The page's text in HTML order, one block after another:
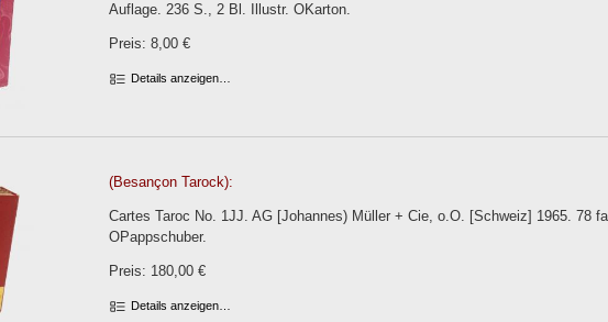
Auflage. 236 S., 2 Bl. Illustr. OKarton.
Preis: 8,00 €
Details anzeigen…
(Besançon Tarock):
Cartes Taroc No. 1JJ. AG [Johannes) Müller + Cie, o.O. [Schweiz] 1965. 78
OPappschuber.
Preis: 180,00 €
Details anzeigen…